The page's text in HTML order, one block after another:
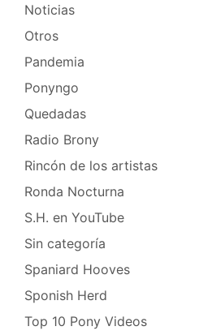
Noticias
Otros
Pandemia
Ponyngo
Quedadas
Radio Brony
Rincón de los artistas
Ronda Nocturna
S.H. en YouTube
Sin categoría
Spaniard Hooves
Sponish Herd
Top 10 Pony Videos